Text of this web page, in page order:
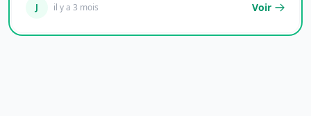
J il y a 3 mois Voir